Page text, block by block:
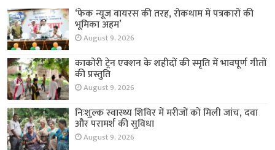
‘फेक न्यूज वायरस की तरह, रोकथाम में पत्रकारों की
भूमिका अहम’
August 9, 2026
काकोरी ट्रेन एक्शन के शहीदों की स्मृति में भावपूर्ण गीतों
की प्रस्तुति
August 9, 2026
निःशुल्क स्वास्थ्य शिविर में मरीजों को मिली जांच, दवा
और परामर्श की सुविधा
August 9, 2026